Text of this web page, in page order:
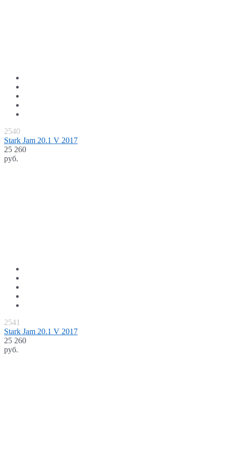
2540
Stark Jam 20.1 V 2017
25 260
руб.
2541
Stark Jam 20.1 V 2017
25 260
руб.